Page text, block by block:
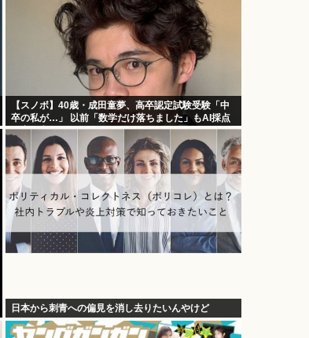
【スノボ】40歳・成田童夢、高卒認定試験受験「中
卒の私が…」 以前「数学だけ落ちました」もAI採点
で高得点
日本から刺青への偏見を消し去りたいんやけど